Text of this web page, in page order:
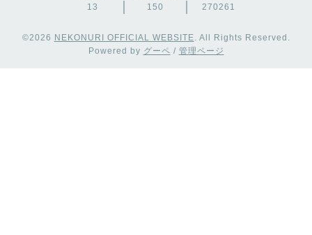
13 150 270261
©2026 NEKONURI OFFICIAL WEBSITE. All Rights Reserved.
Powered by グーペ / 管理ページ